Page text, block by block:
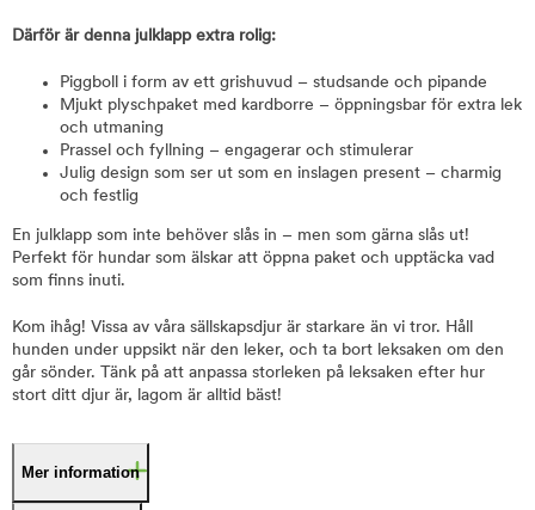
Därför är denna julklapp extra rolig:
Piggboll i form av ett grishuvud – studsande och pipande
Mjukt plyschpaket med kardborre – öppningsbar för extra lek
och utmaning
Prassel och fyllning – engagerar och stimulerar
Julig design som ser ut som en inslagen present – charmig
och festlig
En julklapp som inte behöver slås in – men som gärna slås ut!
Perfekt för hundar som älskar att öppna paket och upptäcka vad
som finns inuti.
Kom ihåg! Vissa av våra sällskapsdjur är starkare än vi tror. Håll
hunden under uppsikt när den leker, och ta bort leksaken om den
går sönder. Tänk på att anpassa storleken på leksaken efter hur
stort ditt djur är, lagom är alltid bäst!
Mer information